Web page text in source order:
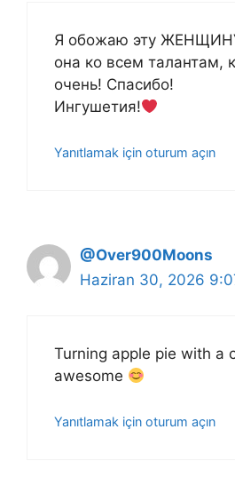
Я обожаю эту
она ко всем талантам,
очень! Спасибо!
Ингушетия!
Yanıtlamak için oturum açın
@Over900Moons
Haziran 30, 2026
Turning apple pie with a
awesome
Yanıtlamak için oturum açın